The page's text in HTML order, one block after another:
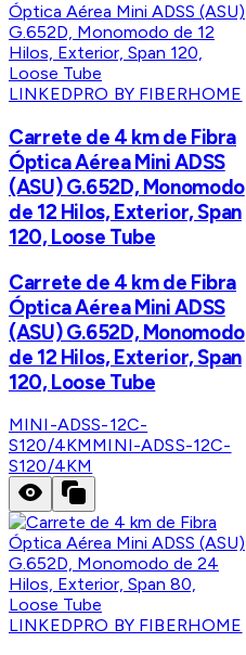
LINKEDPRO BY FIBERHOME
Carrete de 4 km de Fibra
Óptica Aérea Mini ADSS
(ASU) G.652D, Monomodo
de 12 Hilos, Exterior, Span
120, Loose Tube
Carrete de 4 km de Fibra
Óptica Aérea Mini ADSS
(ASU) G.652D, Monomodo
de 12 Hilos, Exterior, Span
120, Loose Tube
MINI-ADSS-12C-
S120/4KMMINI-ADSS-12C-
S120/4KM
LINKEDPRO BY FIBERHOME